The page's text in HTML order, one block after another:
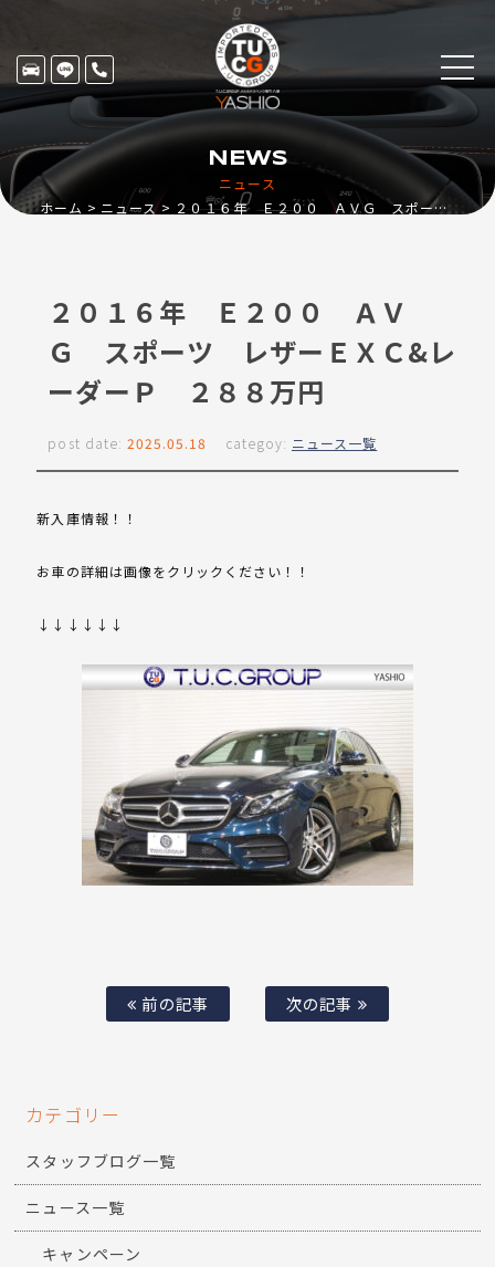
ニュース
NEWS
ホーム ニュース ２０１６年 Ｅ２００ ＡＶＧ スポーツ レザーＥＸＣ&レーダーＰ ２８８万円
２０１６年 Ｅ２００ ＡＶ
Ｇ スポーツ レザーＥＸＣ&レ
ーダーＰ ２８８万円
post date: 2025.05.18 categoy: ニュース一覧
新入庫情報！！
お車の詳細は画像をクリックください！！
↓↓↓↓↓↓
前の記事 次の記事
カテゴリー
スタッフブログ一覧
ニュース一覧
キャンペーン